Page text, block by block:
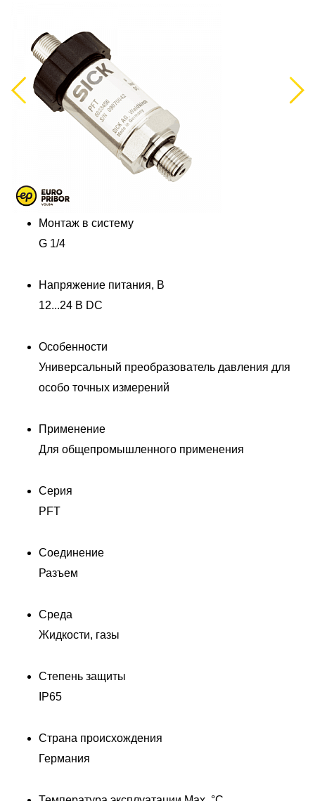
Previous
Монтаж в систему
G 1/4
Напряжение питания, В
12...24 В DC
Особенности
Универсальный преобразователь давления для
особо точных измерений
Применение
Для общепромышленного применения
Серия
PFT
Соединение
Разъем
Среда
Жидкости, газы
Степень защиты
IP65
Страна происхождения
Германия
Next